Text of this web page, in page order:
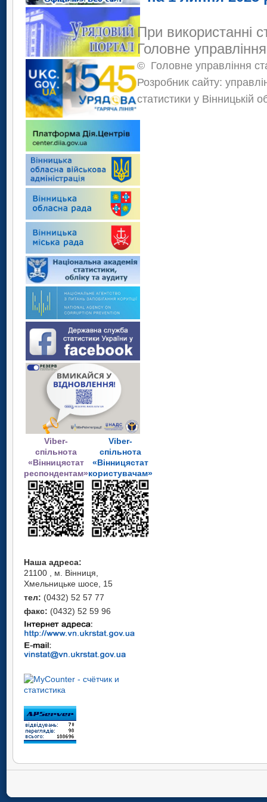
Viber-
спільнота
«Вінницястат
респондентам»
Viber-
спільнота
«Вінницястат
користувачам»
Наша адреса:
21100 , м. Вінниця,
Хмельницьке шосе, 15
тел: (0432) 52 57 77
факс: (0432) 52 59 96
При використанні
Головне
© Головне управління
Розробник сайту:
статистики у Вінницькій